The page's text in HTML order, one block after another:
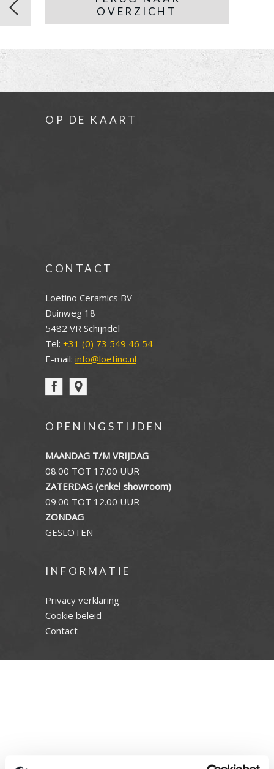
OVERZICHT
OP DE KAART
CONTACT
Loetino Ceramics BV
Duinweg 18
5482 VR Schijndel
Tel: +31 (0) 73 549 46 54
E-mail: info@loetino.nl
OPENINGSTIJDEN
MAANDAG T/M VRIJDAG
08.00 TOT 17.00 UUR
ZATERDAG (enkel showroom)
09.00 TOT 12.00 UUR
ZONDAG
GESLOTEN
INFORMATIE
Privacy verklaring
Cookie beleid
Contact